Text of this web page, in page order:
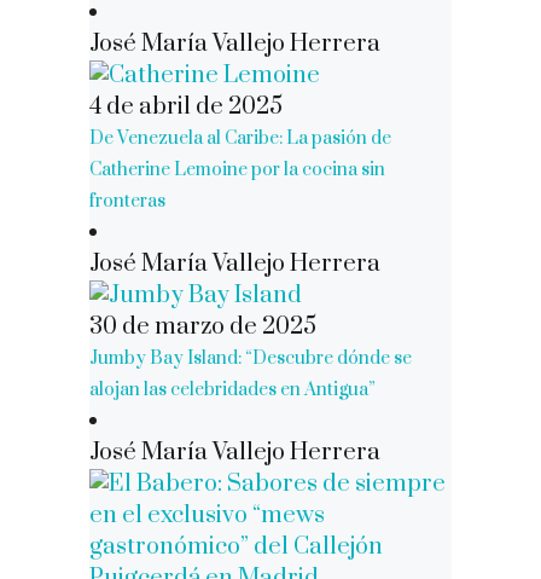
José María Vallejo Herrera
4 de abril de 2025
De Venezuela al Caribe: La pasión de
Catherine Lemoine por la cocina sin
fronteras
José María Vallejo Herrera
30 de marzo de 2025
Jumby Bay Island: “Descubre dónde se
alojan las celebridades en Antigua”
José María Vallejo Herrera